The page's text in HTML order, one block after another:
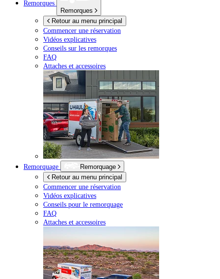
Remorques
Remorques
Retour au menu principal
Commencer une réservation
Vidéos explicatives
Conseils sur les remorques
FAQ
Attaches et accessoires
Remorquage
Remorquage
Retour au menu principal
Commencer une réservation
Vidéos explicatives
Conseils pour le remorquage
FAQ
Attaches et accessoires